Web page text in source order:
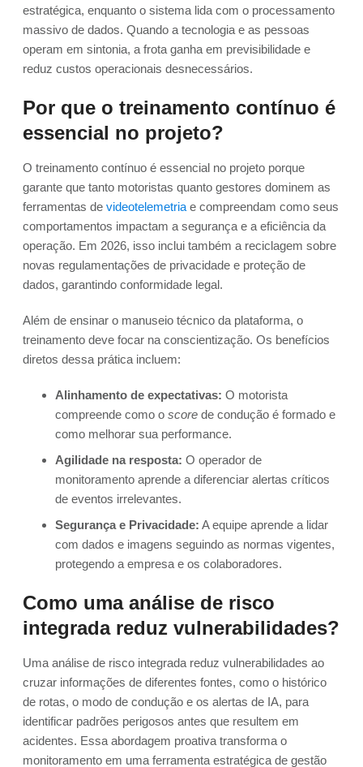
estratégica, enquanto o sistema lida com o processamento
massivo de dados. Quando a tecnologia e as pessoas
operam em sintonia, a frota ganha em previsibilidade e
reduz custos operacionais desnecessários.
Por que o treinamento contínuo é
essencial no projeto?
O treinamento contínuo é essencial no projeto porque
garante que tanto motoristas quanto gestores dominem as
ferramentas de videotelemetria e compreendam como seus
comportamentos impactam a segurança e a eficiência da
operação. Em 2026, isso inclui também a reciclagem sobre
novas regulamentações de privacidade e proteção de
dados, garantindo conformidade legal.
Além de ensinar o manuseio técnico da plataforma, o
treinamento deve focar na conscientização. Os benefícios
diretos dessa prática incluem:
Alinhamento de expectativas: O motorista
compreende como o score de condução é formado e
como melhorar sua performance.
Agilidade na resposta: O operador de
monitoramento aprende a diferenciar alertas críticos
de eventos irrelevantes.
Segurança e Privacidade: A equipe aprende a lidar
com dados e imagens seguindo as normas vigentes,
protegendo a empresa e os colaboradores.
Como uma análise de risco
integrada reduz vulnerabilidades?
Uma análise de risco integrada reduz vulnerabilidades ao
cruzar informações de diferentes fontes, como o histórico
de rotas, o modo de condução e os alertas de IA, para
identificar padrões perigosos antes que resultem em
acidentes. Essa abordagem proativa transforma o
monitoramento em uma ferramenta estratégica de gestão